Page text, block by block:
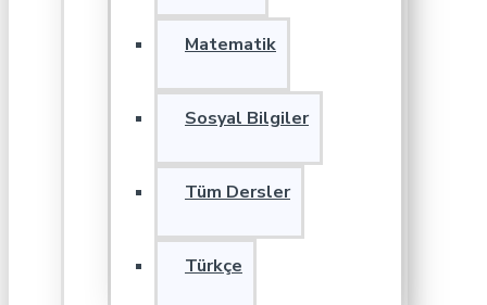
Matematik
Sosyal Bilgiler
Tüm Dersler
Türkçe